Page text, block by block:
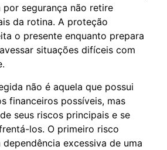
por segurança não retire
da rotina. A proteção
o presente enquanto prepara
situações difíceis com
não é aquela que possui
financeiros possíveis, mas
seus riscos principais e se
los. O primeiro risco
excessiva de uma